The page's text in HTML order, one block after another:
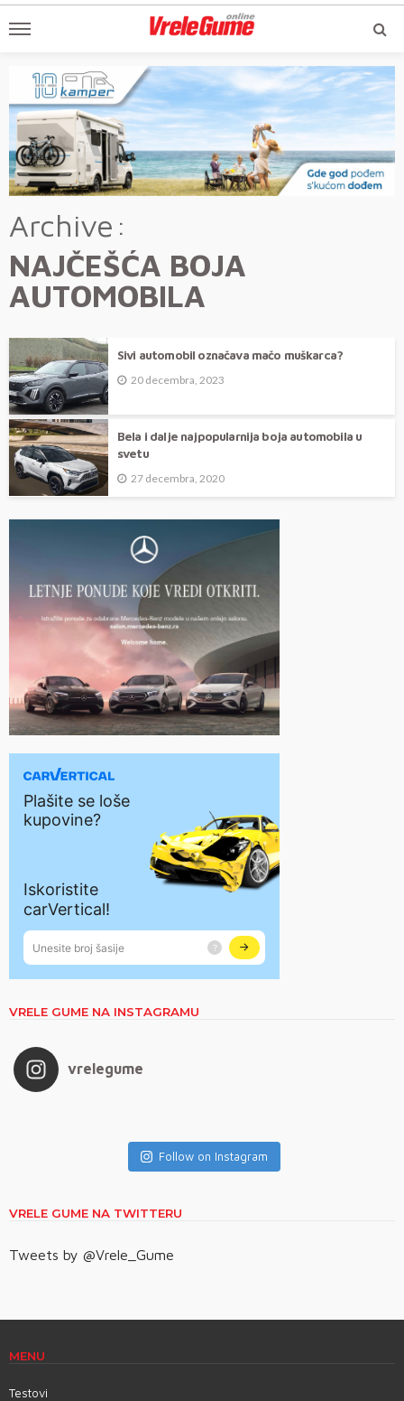
Archive
NAJČEŠĆA BOJA
AUTOMOBILA
Sivi automobil označava mačo muškarca?
20 decembra, 2023
Bela i dalje najpopularnija boja automobila u
svetu
27 decembra, 2020
VRELE GUME NA INSTAGRAMU
vrelegume
Follow on Instagram
VRELE GUME NA TWITTERU
Tweets by @Vrele_Gume
MENU
Testovi